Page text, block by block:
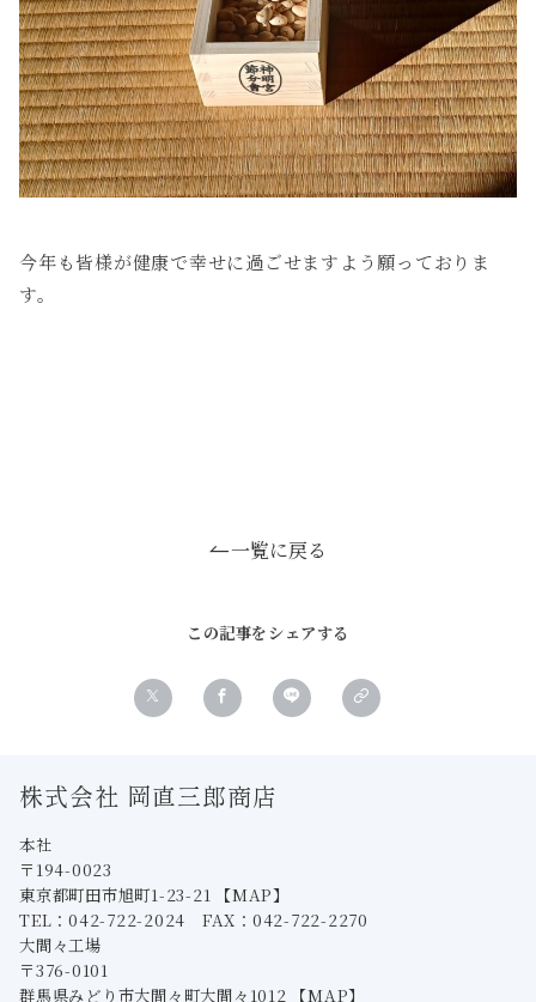
今年も皆様が健康で幸せに過ごせますよう願っておりま
す。
一覧に戻る
この記事をシェアする
株式会社 岡直三郎商店
本社
〒194-0023
東京都町田市旭町1-23-21
【MAP】
TEL：042-722-2024 FAX：042-722-2270
大間々工場
〒376-0101
群馬県みどり市大間々町大間々1012
【MAP】